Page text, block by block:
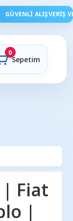
ALIŞVERIŞ VE
0
Sepetim
| Fiat
|